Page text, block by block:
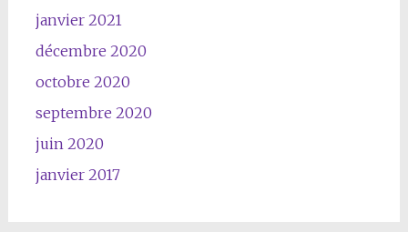
janvier 2021
décembre 2020
octobre 2020
septembre 2020
juin 2020
janvier 2017